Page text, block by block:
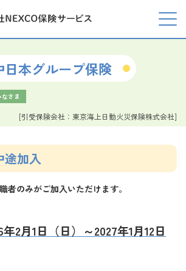
日本グループ保険
さま
[引受保険会社：東京海上日動火災保険株式会社]
加入
者のみがご加入いただけます。
2月1日（日）～2027年1月12日